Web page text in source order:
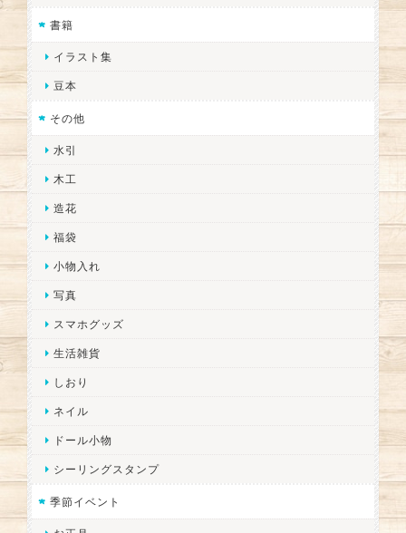
書籍
イラスト集
豆本
その他
水引
木工
造花
福袋
小物入れ
写真
スマホグッズ
生活雑貨
しおり
ネイル
ドール小物
シーリングスタンプ
季節イベント